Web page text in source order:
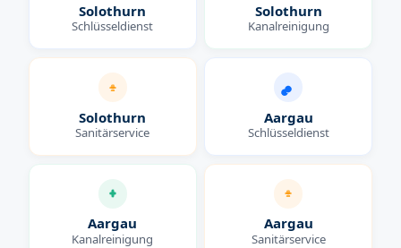
Solothurn
Schlüsseldienst
Solothurn
Kanalreinigung
Solothurn
Sanitärservice
Aargau
Schlüsseldienst
Aargau
Kanalreinigung
Aargau
Sanitärservice